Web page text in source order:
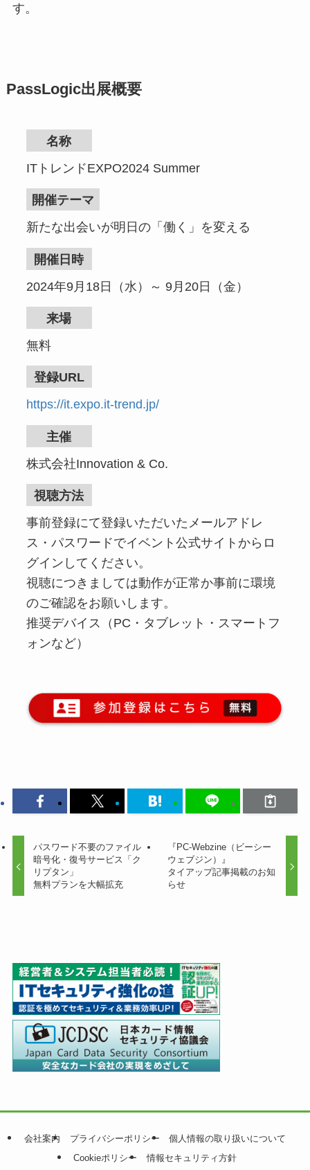
す。
PassLogic出展概要
名称
ITトレンドEXPO2024 Summer
開催テーマ
新たな出会いが明日の「働く」を変える
開催日時
2024年9月18日（水）～ 9月20日（金）
来場
無料
登録URL
https://it.expo.it-trend.jp/
主催
株式会社Innovation & Co.
視聴方法
事前登録にて登録いただいたメールアドレ
ス・パスワードでイベント公式サイトからロ
グインしてください。
視聴につきましては動作が正常か事前に環境
のご確認をお願いします。
推奨デバイス（PC・タブレット・スマートフ
ォンなど）
パスワード不要のファイル
暗号化・復号サービス「ク
リプタン」
無料プランを大幅拡充
『PC-Webzine（ビーシー
ウェブジン）』
タイアップ記事掲載のお知
らせ
会社案内 プライバシーポリシー
個人情報の取り扱いについて
Cookieポリシー
情報セキュリティ方針